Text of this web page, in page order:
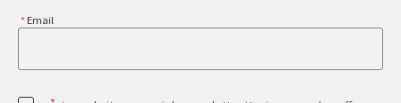
Email